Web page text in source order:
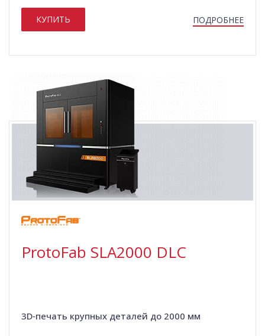
КУПИТЬ ПОДРОБНЕЕ
ProtoFab SLA2000 DLC
3D‑печать крупных деталей до 2000 мм